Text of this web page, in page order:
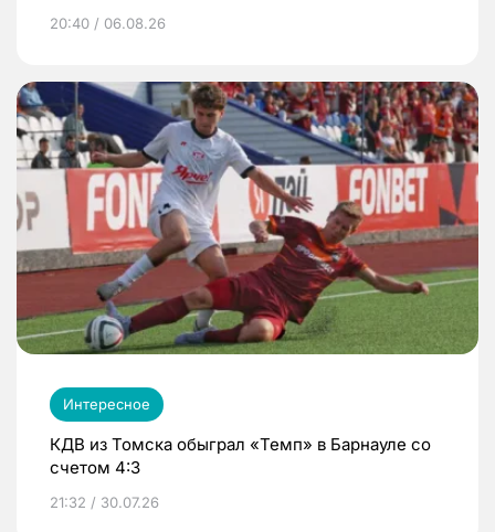
20:40 / 06.08.26
Интересное
КДВ из Томска обыграл «Темп» в Барнауле со
счетом 4:3
21:32 / 30.07.26